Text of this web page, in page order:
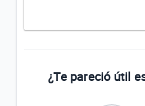
¿Te pareció útil